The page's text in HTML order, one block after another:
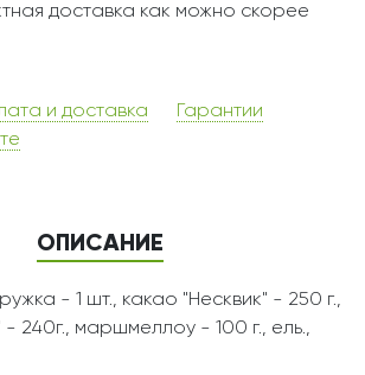
доставка как можно скорее
и доставка
Гарантии
ОПИСАНИЕ
- 1 шт., какао "Несквик" - 250 г.,
- 240г., маршмеллоу - 100 г., ель.,